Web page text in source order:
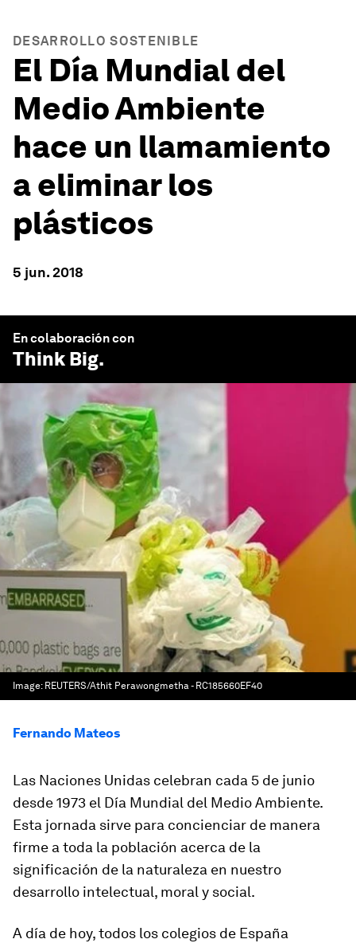
DESARROLLO SOSTENIBLE
El Día Mundial del
Medio Ambiente
hace un llamamiento
a eliminar los
plásticos
5 jun. 2018
En colaboración con
Think Big.
Image: REUTERS/Athit Perawongmetha - RC185660EF40
Fernando Mateos
Las Naciones Unidas celebran cada 5 de junio
desde 1973 el Día Mundial del Medio Ambiente.
Esta jornada sirve para concienciar de manera
firme a toda la población acerca de la
significación de la naturaleza en nuestro
desarrollo intelectual, moral y social.
A día de hoy, todos los colegios de España